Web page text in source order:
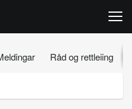
Råd og rettleiing